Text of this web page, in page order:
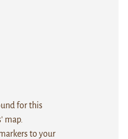
for this
map.
to your